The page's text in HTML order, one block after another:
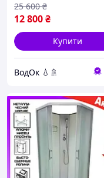
12 800₴
25 600 ₴
Купити
ВодОк 💧🚿